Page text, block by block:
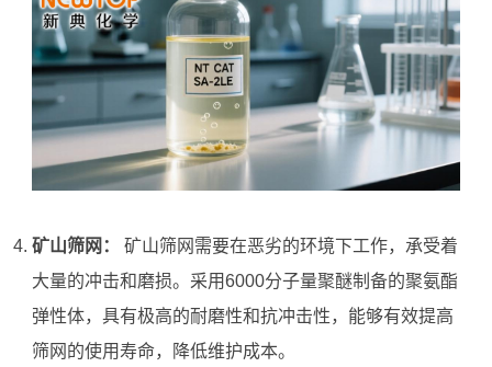
矿山筛网：
矿山筛网需要在恶劣的环境下工作，承受着
大量的冲击和磨损。采用6000分子量聚醚制备的聚氨酯
弹性体，具有极高的耐磨性和抗冲击性，能够有效提高
筛网的使用寿命，降低维护成本。